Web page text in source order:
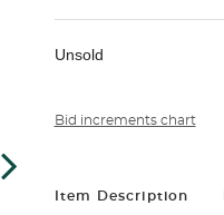
Unsold
Bid increments chart
Item Description